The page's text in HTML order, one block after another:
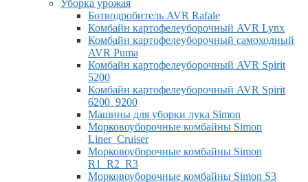
Уборка урожая
Ботводробитель AVR Rafale
Комбайн картофелеуборочный AVR Lynx
Комбайн картофелеуборочный самоходный
AVR Puma
Комбайн картофелеуборочный AVR Spirit
5200
Комбайн картофелеуборочный AVR Spirit
6200_9200
Машины для уборки лука Simon
Морковоуборочные комбайны Simon
Liner_Cruiser
Морковоуборочные комбайны Simon
R1_R2_R3
Морковоуборочные комбайны Simon S3